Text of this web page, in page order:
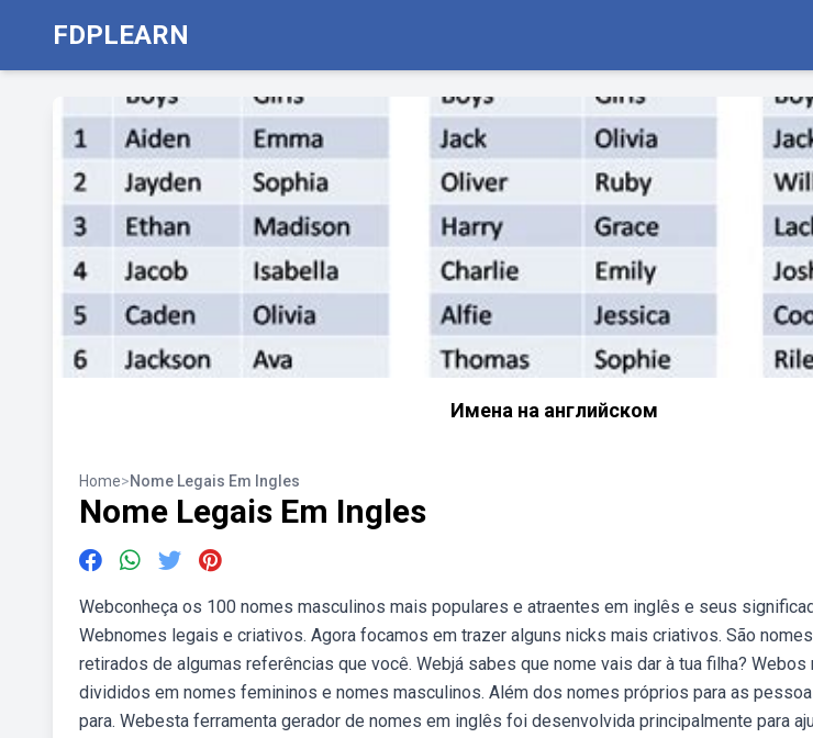
FDPLEARN
Имена на английском
Home>Nome Legais Em Ingles
Nome Legais Em Ingles
Webconheça os 100 nomes masculinos mais populares e atraentes em inglês e seus
Webnomes legais e criativos. Agora focamos em trazer alguns nicks mais criativos. São
retirados de algumas referências que você. Webjá sabes que nome vais dar à tua filha?
divididos em nomes femininos e nomes masculinos. Além dos nomes próprios para as
para. Webesta ferramenta gerador de nomes em inglês foi desenvolvida principalmente para